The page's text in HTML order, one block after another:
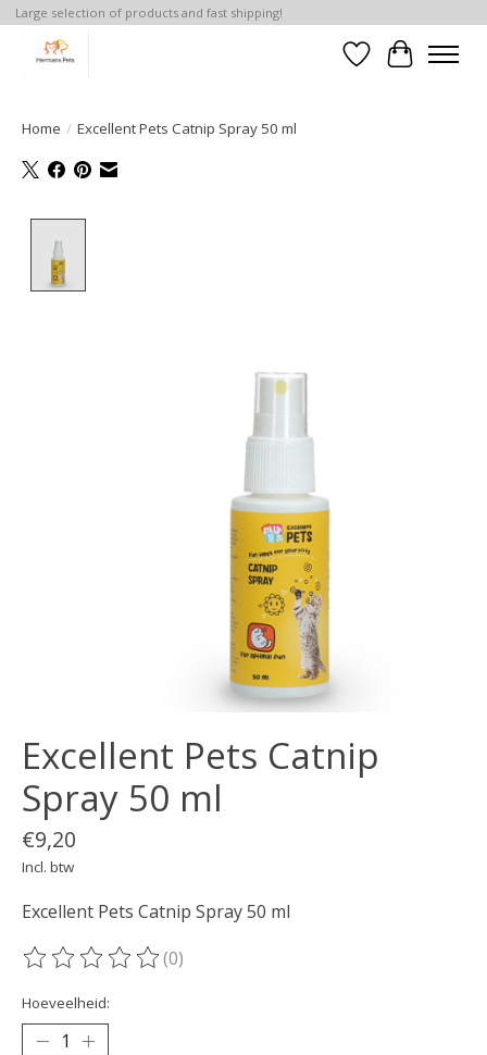
Large selection of products and fast shipping!
Verlanglijst
Home / Excellent Pets Catnip Spray 50 ml
Excellent Pets Catnip
Spray 50 ml
€9,20
Incl. btw
Excellent Pets Catnip Spray 50 ml
De beoordeling van dit product is
(0)
Hoeveelheid: